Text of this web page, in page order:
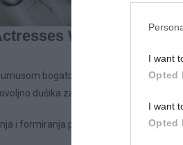
I want
Opted
I want
Opted
bogato tlo. Prilikom sadnje u
dušika za snažan rast.
i formiranja plodova: tečno đubrivo od